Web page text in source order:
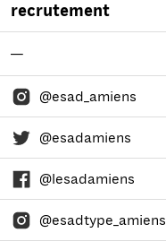
recrutement
—
@esad_amiens
@esadamiens
@lesadamiens
@esadtype_amiens